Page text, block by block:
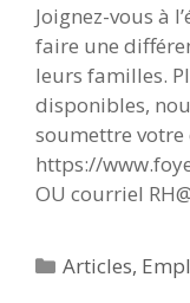
Joignez-vous à
faire une
leurs familles.
disponibles,
soumettre
https://
OU courriel
Catégories
Articles,